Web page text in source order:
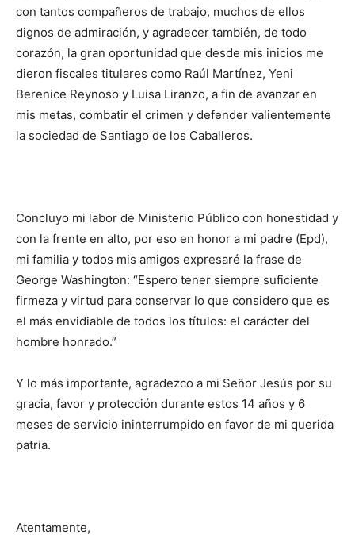
con tantos compañeros de trabajo, muchos de ellos
dignos de admiración, y agradecer también, de todo
corazón, la gran oportunidad que desde mis inicios me
dieron fiscales titulares como Raúl Martínez, Yeni
Berenice Reynoso y Luisa Liranzo, a fin de avanzar en
mis metas, combatir el crimen y defender valientemente
la sociedad de Santiago de los Caballeros.
Concluyo mi labor de Ministerio Público con honestidad y
con la frente en alto, por eso en honor a mi padre (Epd),
mi familia y todos mis amigos expresaré la frase de
George Washington: “Espero tener siempre suficiente
firmeza y virtud para conservar lo que considero que es
el más envidiable de todos los títulos: el carácter del
hombre honrado.”
Y lo más importante, agradezco a mi Señor Jesús por su
gracia, favor y protección durante estos 14 años y 6
meses de servicio ininterrumpido en favor de mi querida
patria.
Atentamente,